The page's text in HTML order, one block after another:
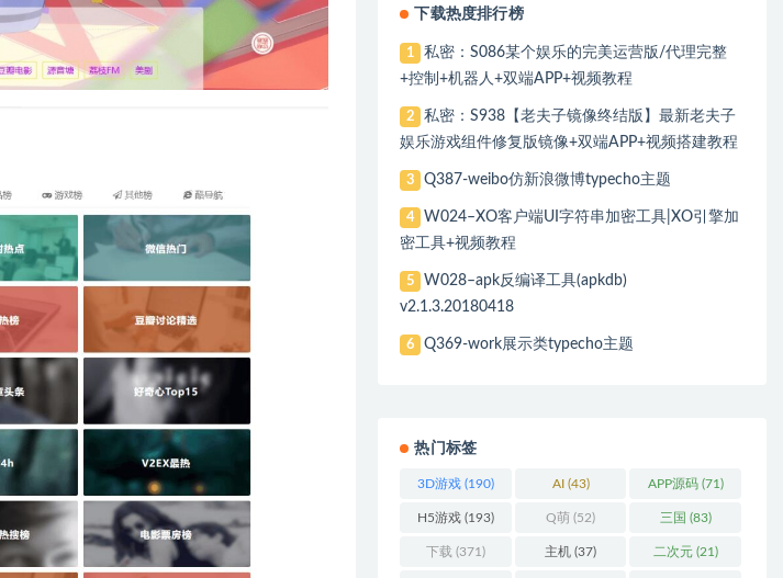
下载热度排行榜
1
私密：S086某个娱乐的完美运营版/代理完整
+控制+机器人+双端APP+视频教程
2
私密：S938【老夫子镜像终结版】最新老夫子
娱乐游戏组件修复版镜像+双端APP+视频搭建教程
3 Q387-weibo仿新浪微博typecho主题
4
W024–XO客户端UI字符串加密工具|XO引擎加
密工具+视频教程
5
W028–apk反编译工具(apkdb)
v2.1.3.20180418
6 Q369-work展示类typecho主题
热门标签
3D游戏 (190) AI(43) APP源码(71)
H5游戏 (193) Q萌 (52) 三国 (83)
下载 (371) 主机 (37) 二次元(21)